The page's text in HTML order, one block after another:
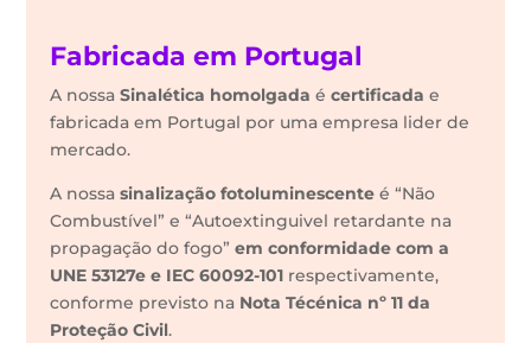
Fabricada em Portugal
A nossaSinalética homolgada écertificada e
fabricada em Portugal por uma empresa lider de
mercado.
A nossasinalização fotoluminescente é “Não
Combustível” e “Autoextinguivel retardante na
propagação do fogo”em conformidade com a
UNE 53127e e IEC 60092-101 respectivamente,
conforme previsto na Nota Técénica nº 11 da
Proteção Civil.